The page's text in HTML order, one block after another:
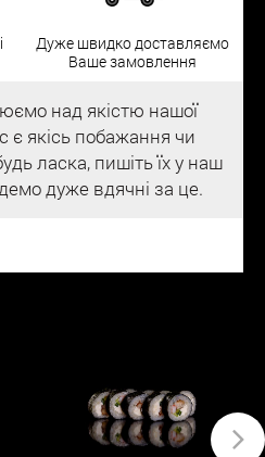
Дуже швидко доставляємо
Ваше замовлення
над якістю нашої
є якісь побажання чи
ласка, пишіть їх у наш
дуже вдячні за це.